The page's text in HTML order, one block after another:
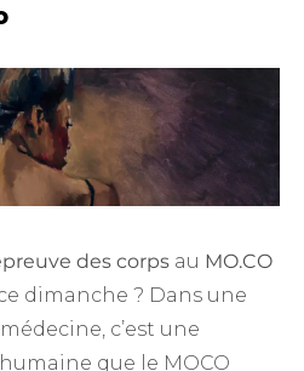
des corps au MO.CO
dimanche ? Dans une
c’est une
que le MOCO